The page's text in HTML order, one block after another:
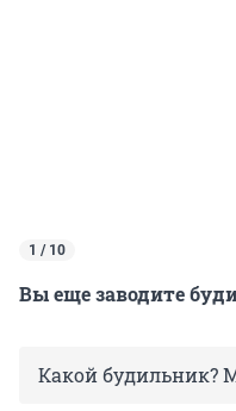
1 / 10
Вы еще заводите
Какой будильник?